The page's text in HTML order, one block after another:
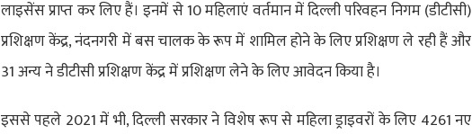
लाइसेंस प्राप्त कर लिए हैं। इनमें से 10 महिलाएं वर्तमान में दिल्ली परिवहन निगम (डीटीसी)
प्रशिक्षण केंद्र, नंदनगरी में बस चालक के रूप में शामिल होने के लिए प्रशिक्षण ले रही हैं और
31 अन्य ने डीटीसी प्रशिक्षण केंद्र में प्रशिक्षण लेने के लिए आवेदन किया है।
इससे पहले 2021 में भी, दिल्ली सरकार ने विशेष रूप से महिला ड्राइवरों के लिए 4261 नए